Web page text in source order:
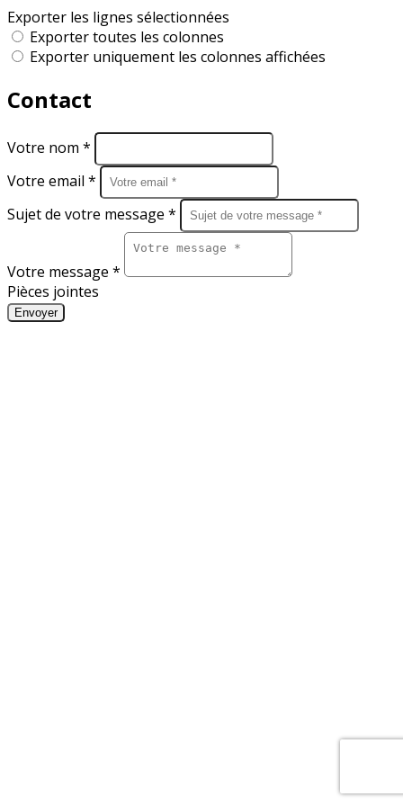
Exporter les lignes sélectionnées
Exporter toutes les colonnes
Exporter uniquement les colonnes affichées
Contact
Votre nom *
Votre email *
Sujet de votre message *
Votre message *
Pièces jointes
Envoyer